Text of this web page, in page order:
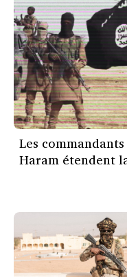
Les
Haram étendent